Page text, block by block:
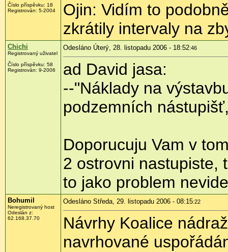
Číslo příspěvku: 18
Registrován: 5-2004
Ojin: Vidím to
zkrátily intervaly na
Chichi
Registrovaný uživatel
Číslo příspěvku: 58
Registrován: 9-2006
Odesláno Úterý, 28. listopadu 2006 - 18:52:46
ad David jasa:
--"Náklady na
podzemních
Doporucuju Vam v
2 ostrovni nastupiste,
to jako problem
Bohumil
Neregistrovaný host
Odeslán z:
62.168.37.70
Odesláno Středa, 29. listopadu 2006 - 08:15:22
Návrhy Koalice
navrhované